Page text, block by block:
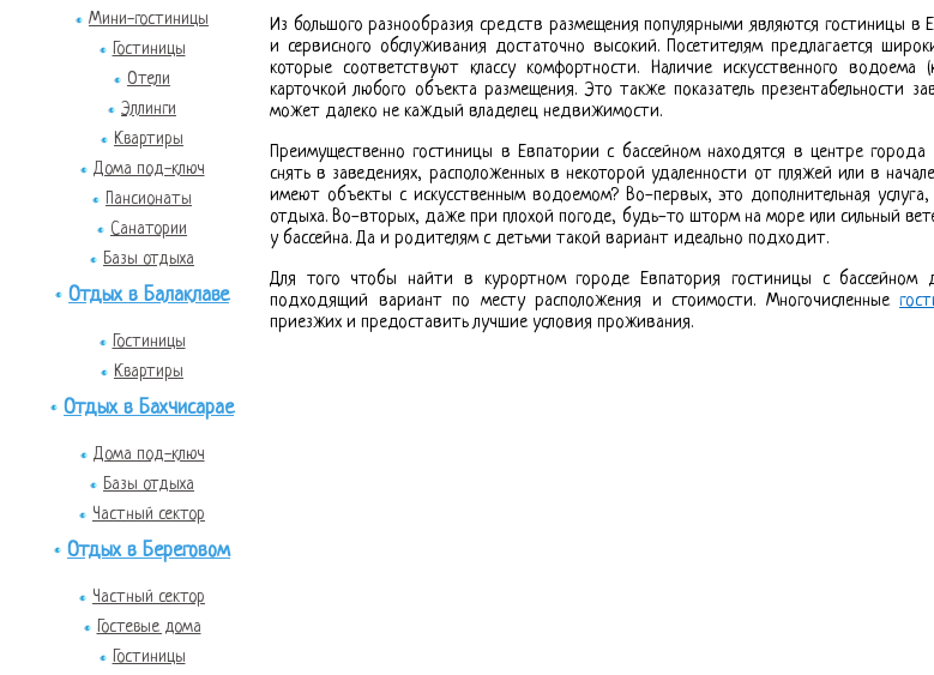
Мини-гостиницы
Гостиницы
Отели
Эллинги
Квартиры
Дома под-ключ
Пансионаты
Санатории
Базы отдыха
Отдых в Балаклаве
Гостиницы
Квартиры
Отдых в Бахчисарае
Дома под-ключ
Базы отдыха
Частный сектор
Отдых в Береговом
Частный сектор
Гостевые дома
Гостиницы
Из большого разнообразия средств размещения популярными являются гостиницы в
и сервисного обслуживания достаточно высокий. Посетителям предлагается
которые соответствуют классу комфортности. Наличие искусственного водоема
карточкой любого объекта размещения. Это также показатель презентабельности
может далеко не каждый владелец недвижимости.
Преимущественно гостиницы в Евпатории с бассейном находятся в центре
снять в заведениях, расположенных в некоторой удаленности от пляжей или в
имеют объекты с искусственным водоемом? Во-первых, это дополнительная
отдыха. Во-вторых, даже при плохой погоде, будь-то шторм на море или сильный
у бассейна. Да и родителям с детьми такой вариант идеально подходит.
Для того чтобы найти в курортном городе Евпатория гостиницы с
подходящий вариант по месту расположения и стоимости. Многочисленные
приезжих и предоставить лучшие условия проживания.